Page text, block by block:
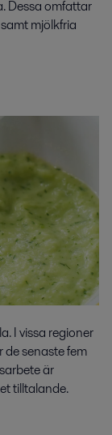
Dessa omfattar
mjölkfria
I vissa regioner
senaste fem
är
tilltalande.